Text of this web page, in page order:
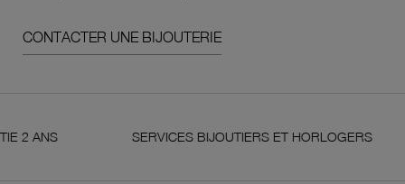
CONTACTER UNE BIJOUTERIE
SERVICES BIJOUTIERS ET HORLOGERS